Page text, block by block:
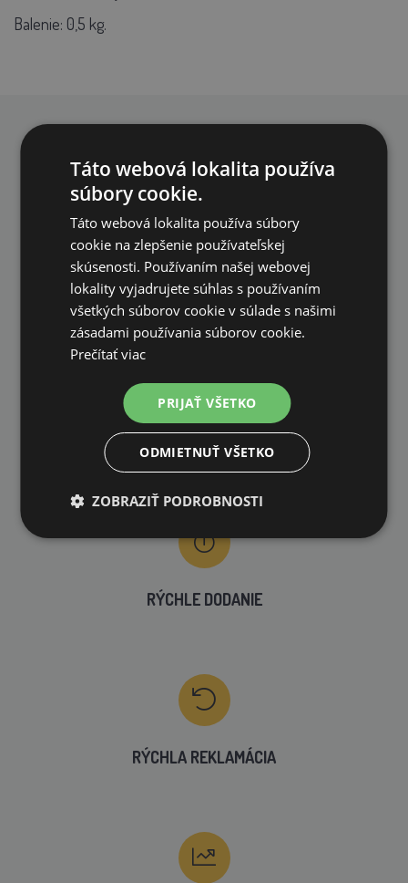
Balenie: 0,5 kg.
DOPRAVA ZDARMA
na všetky objednávky od 200€ vrátane DPH.
VLASTNÝ SKLAD
99 % produktov držíme priamo skladom
RÝCHLE DODANIE
RÝCHLA REKLAMÁCIA
Táto webová lokalita používa
súbory cookie.
Táto webová lokalita používa súbory
cookie na zlepšenie používateľskej
skúsenosti. Používaním našej webovej
lokality vyjadrujete súhlas s používaním
všetkých súborov cookie v súlade s našimi
zásadami používania súborov cookie.
Prečítať viac
PRIJAŤ VŠETKO
ODMIETNUŤ VŠETKO
ZOBRAZIŤ PODROBNOSTI